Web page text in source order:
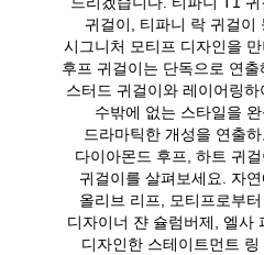
귀걸이, 티파니 락 귀걸이
시그니처 모티프 디자인을
후프 귀걸이는 단독으로 연
스터드 귀걸이와 레이어링
수밖에 없는 스타일을
드라마틱한 개성을 연출
다이아몬드 후프, 하트 귀
귀걸이를 살펴보세요. 자
올리브 리프, 모티프로부
디자이너 쟌 슐럼버제, 엘사
디자인한 스테이트먼트 링